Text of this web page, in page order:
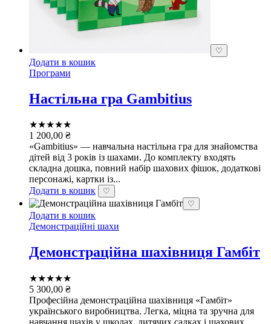
♡
Додати в кошик
Програми
Настільна гра Gambitius
★★★★★
1 200,00 ₴
«Gambitius» — навчальна настільна гра для знайомства
дітей від 3 років із шахами. До комплекту входять
складна дошка, повний набір шахових фішок, додаткові
персонажі, картки із...
Додати в кошик
♡
♡
Додати в кошик
Демонстраційні шахи
Демонстраційна шахівниця Гамбіт
★★★★★
5 300,00 ₴
Професійна демонстраційна шахівниця «Гамбіт»
українського виробництва. Легка, міцна та зручна для